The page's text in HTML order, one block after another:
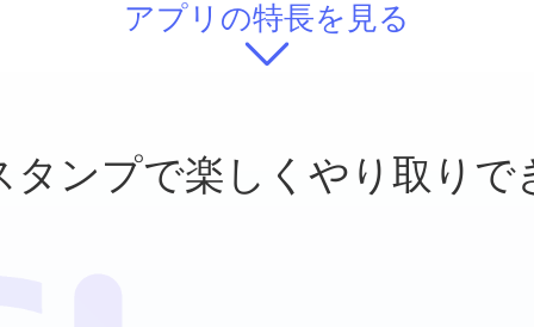
アプリの特長を見る
タンプで楽しくやり取りで